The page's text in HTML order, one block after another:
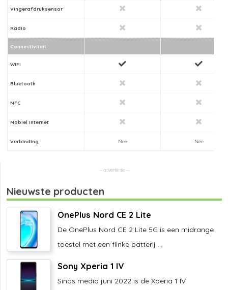
Vingerafdruksensor
Radio
Connectiviteit
WiFi
Bluetooth
NFC
Mobiel internet
Verbinding Nee Nee
Nieuwste producten
OnePlus Nord CE 2 Lite
De OnePlus Nord CE 2 Lite 5G is een midrange
toestel met een flinke batterij ...
Sony Xperia 1 IV
Sinds medio juni 2022 is de Xperia 1 IV